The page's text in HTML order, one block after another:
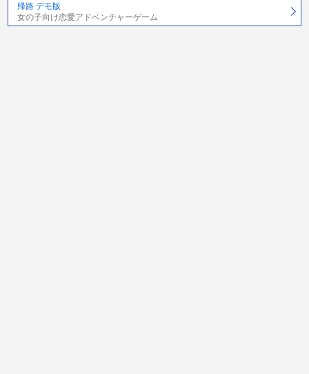
帰路 デモ版
女の子向け恋愛アドベンチャーゲーム